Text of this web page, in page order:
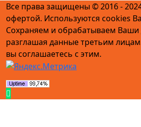
Все права защищены © 2016 -
офертой. Используются cookies
Сохраняем и обрабатываем Ваши
разглашая данные третьим
вы соглашаетесь с этим.